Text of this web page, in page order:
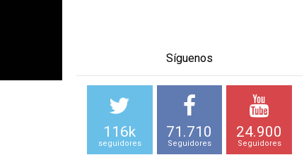
Síguenos
116k
seguidores
71.710
Seguidores
24.900
Seguidores